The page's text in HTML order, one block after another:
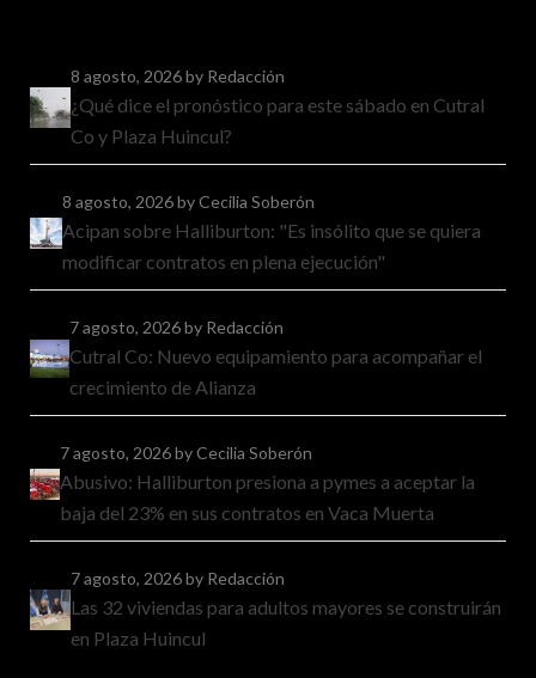
8 agosto, 2026by Redacción
¿Qué dice el pronóstico para este sábado en Cutral
Co y Plaza Huincul?
8 agosto, 2026by Cecilia Soberón
Acipan sobre Halliburton: "Es insólito que se quiera
modificar contratos en plena ejecución"
7 agosto, 2026by Redacción
Cutral Co: Nuevo equipamiento para acompañar el
crecimiento de Alianza
7 agosto, 2026by Cecilia Soberón
Abusivo: Halliburton presiona a pymes a aceptar la
baja del 23% en sus contratos en Vaca Muerta
7 agosto, 2026by Redacción
Las 32 viviendas para adultos mayores se construirán
en Plaza Huincul